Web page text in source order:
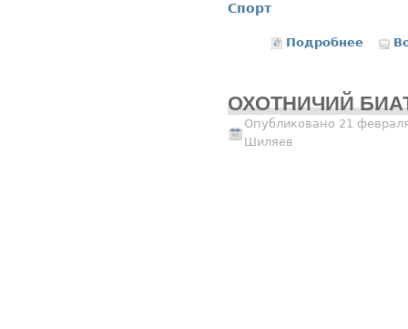
Спорт
Подробнее о
ОХОТНИЧИЙ
Опубликовано 21
Шиляев